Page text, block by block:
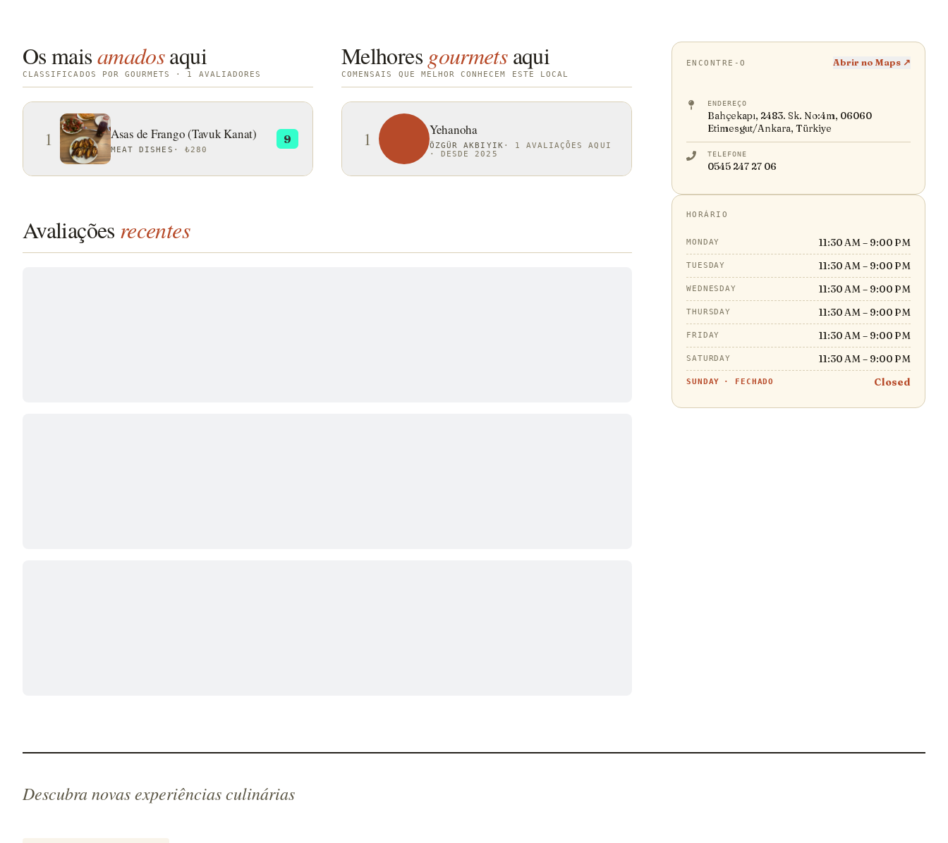
Os maisamadosaqui
CLASSIFICADOS POR GOURMETS · 1 AVALIADORES
1 Asas de Frango (Tavuk Kanat)
MEAT DISHES · ₺280
9
Melhores gourmets aqui
COMENSAIS QUE MELHOR CONHECEM ESTE LOCAL
1 Yehanoha
ÖZGÜR AKBIYIK ·
1 AVALIAÇÕES AQUI
·DESDE 2025
Avaliações recentes
ENCONTRE-O Abrir no Maps ↗
ENDEREÇO
Bahçekapı, 2483. Sk. No:4m, 06060
Etimesgut/Ankara, Türkiye
TELEFONE
0545 247 27 06
HORÁRIO
MONDAY 11:30 AM – 9:00 PM
TUESDAY 11:30 AM – 9:00 PM
WEDNESDAY 11:30 AM – 9:00 PM
THURSDAY 11:30 AM – 9:00 PM
FRIDAY 11:30 AM – 9:00 PM
SATURDAY 11:30 AM – 9:00 PM
SUNDAY · FECHADO Closed
Descubra novas experiências culinárias